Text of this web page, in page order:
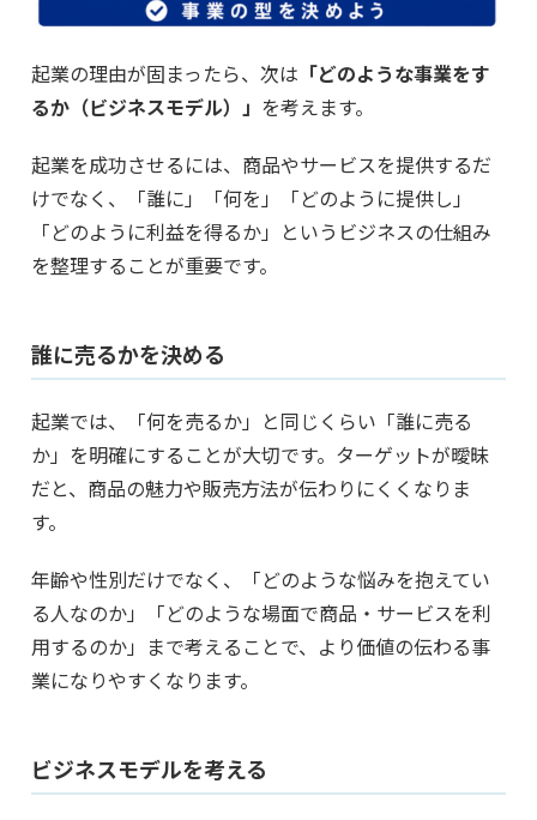
起業の理由が固まったら、次は 「どのような事業をす
るか（ビジネスモデル）」 を考えます。
起業を成功させるには、商品やサービスを提供するだ
けでなく、「誰に」「何を」「どのように提供し」
「どのように利益を得るか」というビジネスの仕組み
を整理することが重要です。
誰に売るかを決める
起業では、「何を売るか」と同じくらい「誰に売る
か」を明確にすることが大切です。ターゲットが曖昧
だと、商品の魅力や販売方法が伝わりにくくなりま
す。
年齢や性別だけでなく、「どのような悩みを抱えてい
る人なのか」「どのような場面で商品・サービスを利
用するのか」まで考えることで、より価値の伝わる事
業になりやすくなります。
ビジネスモデルを考える